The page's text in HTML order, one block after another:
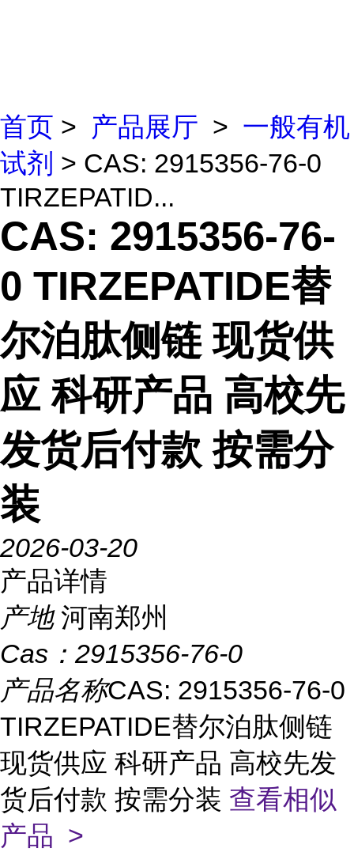
首页 > 产品展厅 > 一般有机
试剂 > CAS: 2915356-76-0
TIRZEPATID...
CAS: 2915356-76-
0 TIRZEPATIDE替
尔泊肽侧链 现货供
应 科研产品 高校先
发货后付款 按需分
装
2026-03-20
产品详情
产地 河南郑州
Cas： 2915356-76-0
产品名称CAS: 2915356-76-0
TIRZEPATIDE替尔泊肽侧链
现货供应 科研产品 高校先发
货后付款 按需分装 查看相似
产品 >